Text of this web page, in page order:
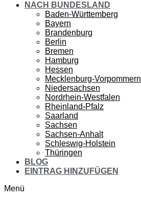
NACH BUNDESLAND
Baden-Württemberg
Bayern
Brandenburg
Berlin
Bremen
Hamburg
Hessen
Mecklenburg-Vorpommern
Niedersachsen
Nordrhein-Westfalen
Rheinland-Pfalz
Saarland
Sachsen
Sachsen-Anhalt
Schleswig-Holstein
Thüringen
BLOG
EINTRAG HINZUFÜGEN
Menü